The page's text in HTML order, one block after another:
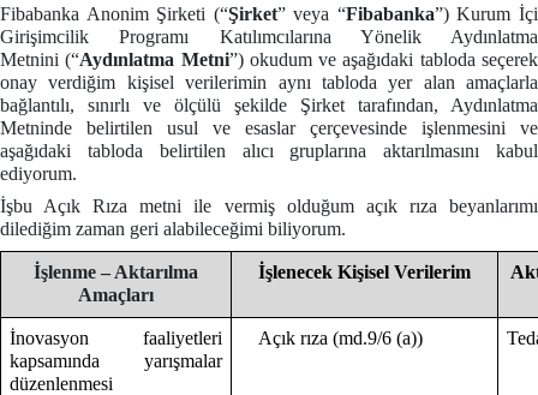
Fibabanka Anonim Şirketi (“Şirket” veya “Fibabanka”) Kurum İçi
Girişimcilik Programı Katılımcılarına Yönelik Aydınlatma
Metnini (“Aydınlatma Metni”) okudum ve aşağıdaki tabloda seçerek
onay verdiğim kişisel verilerimin aynı tabloda yer alan amaçlarla
bağlantılı, sınırlı ve ölçülü şekilde Şirket tarafından, Aydınlatma
Metninde belirtilen usul ve esaslar çerçevesinde işlenmesini ve
aşağıdaki tabloda belirtilen alıcı gruplarına aktarılmasını kabul
ediyorum.
İşbu Açık Rıza metni ile vermiş olduğum açık rıza beyanlarımı
dilediğim zaman geri alabileceğimi biliyorum.
İşlenme – Aktarılma
Amaçları
İşlenecek Kişisel Verilerim
İnovasyon faaliyetleri
kapsamında yarışmalar
düzenlenmesi
Açık rıza (md.9/6 (a))